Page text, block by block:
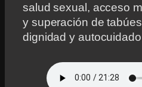
salud sexual, acceso
y superación de
dignidad y